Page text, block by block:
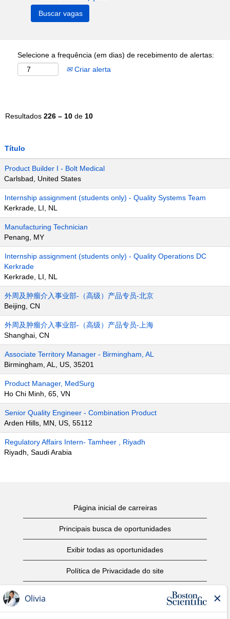
Selecione a frequência (em dias) de recebimento de alertas:
Criar alerta
Resultados 226 – 10 de 10
Título
Product Builder I - Bolt Medical
Carlsbad, United States
Internship assignment (students only) - Quality Systems Team
Kerkrade, LI, NL
Manufacturing Technician
Penang, MY
Internship assignment (students only) - Quality Operations DC
Kerkrade
Kerkrade, LI, NL
外周及肿瘤介入事业部-（高级）产品专员-北京
Beijing, CN
外周及肿瘤介入事业部-（高级）产品专员-上海
Shanghai, CN
Associate Territory Manager - Birmingham, AL
Birmingham, AL, US, 35201
Product Manager, MedSurg
Ho Chi Minh, 65, VN
Senior Quality Engineer - Combination Product
Arden Hills, MN, US, 55112
Regulatory Affairs Intern- Tamheer , Riyadh
Riyadh, Saudi Arabia
Página inicial de carreiras
Principais busca de oportunidades
Exibir todas as oportunidades
Política de Privacidade do site
Aviso de Direitos Autorais